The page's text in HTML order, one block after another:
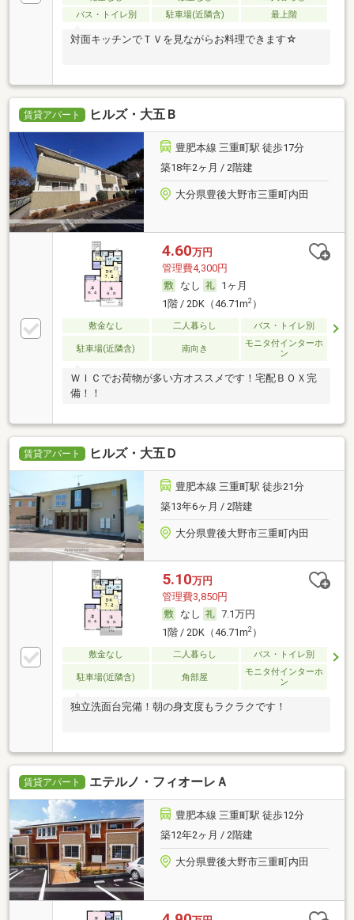
バス・トイレ別
駐車場(近隣含) 最上階
対面キッチンでＴＶを見ながらお料理できます☆
賃貸アパート ヒルズ・大五Ｂ
豊肥本線 三重町駅 徒歩17分
築18年2ヶ月 / 2階建
大分県豊後大野市三重町内田
4.60万円
管理費4,300円
なし
1ヶ月
1階 / 2DK（46.71m2）
敷金なし 二人暮らし バス・トイレ別
駐車場(近隣含) 南向き
モニタ付インターホ
ン
ＷＩＣでお荷物が多い方オススメです！宅配ＢＯＸ完
備！！
賃貸アパート ヒルズ・大五Ｄ
豊肥本線 三重町駅 徒歩21分
築13年6ヶ月 / 2階建
大分県豊後大野市三重町内田
5.10万円
管理費3,850円
なし
7.1万円
1階 / 2DK（46.71m2）
敷金なし 二人暮らし バス・トイレ別
駐車場(近隣含) 角部屋
モニタ付インターホ
ン
独立洗面台完備！朝の身支度もラクラクです！
賃貸アパート エテルノ・フィオーレＡ
豊肥本線 三重町駅 徒歩12分
築12年2ヶ月 / 2階建
大分県豊後大野市三重町内田